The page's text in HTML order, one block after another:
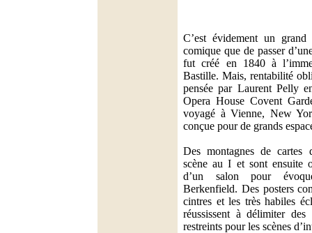
C’est évidement un
comique que de passer
fut créé en 1840 à
Bastille. Mais, rentabilité
pensée par Laurent Pelly
Opera House Covent
voyagé à Vienne, New
conçue pour de grands
Des montagnes de
scène au I et sont ensuite
d’un salon pour
Berkenfield. Des posters
cintres et les très habiles
réussissent à délimiter
restreints pour les scènes